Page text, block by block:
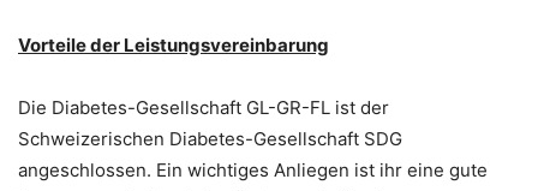
Vorteile der Leistungsvereinbarung
Die Diabetes-Gesellschaft GL-GR-FL ist der
Schweizerischen Diabetes-Gesellschaft SDG
angeschlossen. Ein wichtiges Anliegen ist ihr eine gute